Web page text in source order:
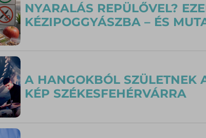
NYARALÁS REPÜLŐVEL?
KÉZIPOGGYÁSZBA – ÉS
A HANGOKBÓL SZÜLETNEK
KÉP SZÉKESFEHÉRVÁRRA